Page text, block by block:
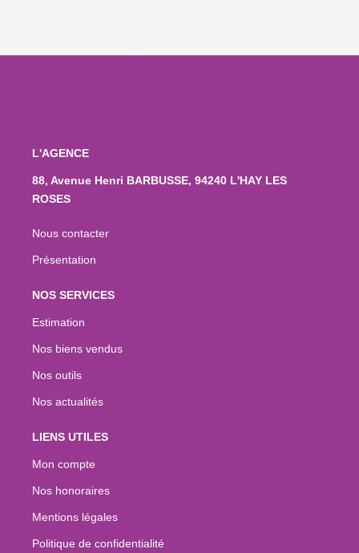
L'AGENCE
88, Avenue Henri BARBUSSE, 94240 L'HAY LES
ROSES
Nous contacter
Présentation
NOS SERVICES
Estimation
Nos biens vendus
Nos outils
Nos actualités
LIENS UTILES
Mon compte
Nos honoraires
Mentions légales
Politique de confidentialité